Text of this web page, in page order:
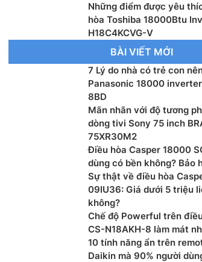
Những điểm được yêu
hòa Toshiba 18000Btu
H18C4KCVG-V
BÀI VIẾT MỚI
7 Lý do nhà có trẻ con
Panasonic 18000
8BD
Mãn nhãn với độ tương
dòng tivi Sony 75 inch
75XR30M2
Điều hòa Casper 18000
dùng có bền không? Bảo
Sự thật về điều hòa
09IU36: Giá dưới 5 triệu
không?
Chế độ Powerful trên
CS-N18AKH-8 làm mát
10 tính năng ẩn trên
Daikin mà 90% người